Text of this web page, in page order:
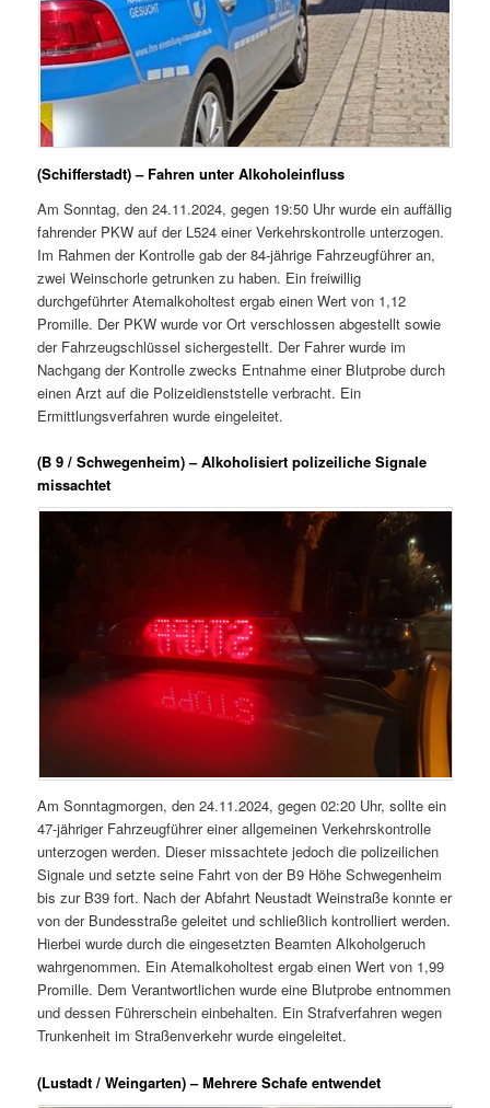
(Schifferstadt) – Fahren unter Alkoholeinfluss
Am Sonntag, den 24.11.2024, gegen 19:50 Uhr wurde ein auffällig
fahrender PKW auf der L524 einer Verkehrskontrolle unterzogen.
Im Rahmen der Kontrolle gab der 84-jährige Fahrzeugführer an,
zwei Weinschorle getrunken zu haben. Ein freiwillig
durchgeführter Atemalkoholtest ergab einen Wert von 1,12
Promille. Der PKW wurde vor Ort verschlossen abgestellt sowie
der Fahrzeugschlüssel sichergestellt. Der Fahrer wurde im
Nachgang der Kontrolle zwecks Entnahme einer Blutprobe durch
einen Arzt auf die Polizeidienststelle verbracht. Ein
Ermittlungsverfahren wurde eingeleitet.
(B 9 / Schwegenheim) – Alkoholisiert polizeiliche Signale
missachtet
Am Sonntagmorgen, den 24.11.2024, gegen 02:20 Uhr, sollte ein
47-jähriger Fahrzeugführer einer allgemeinen Verkehrskontrolle
unterzogen werden. Dieser missachtete jedoch die polizeilichen
Signale und setzte seine Fahrt von der B9 Höhe Schwegenheim
bis zur B39 fort. Nach der Abfahrt Neustadt Weinstraße konnte er
von der Bundesstraße geleitet und schließlich kontrolliert werden.
Hierbei wurde durch die eingesetzten Beamten Alkoholgeruch
wahrgenommen. Ein Atemalkoholtest ergab einen Wert von 1,99
Promille. Dem Verantwortlichen wurde eine Blutprobe entnommen
und dessen Führerschein einbehalten. Ein Strafverfahren wegen
Trunkenheit im Straßenverkehr wurde eingeleitet.
(Lustadt / Weingarten) – Mehrere Schafe entwendet